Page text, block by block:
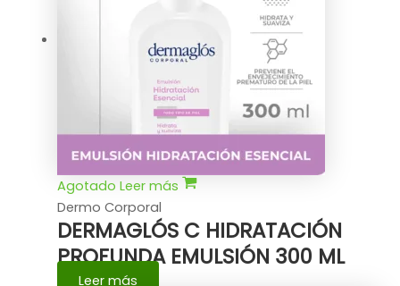
Agotado Leer más
Dermo Corporal
DERMAGLÓS C HIDRATACIÓN
PROFUNDA EMULSIÓN 300 ML
Leer más